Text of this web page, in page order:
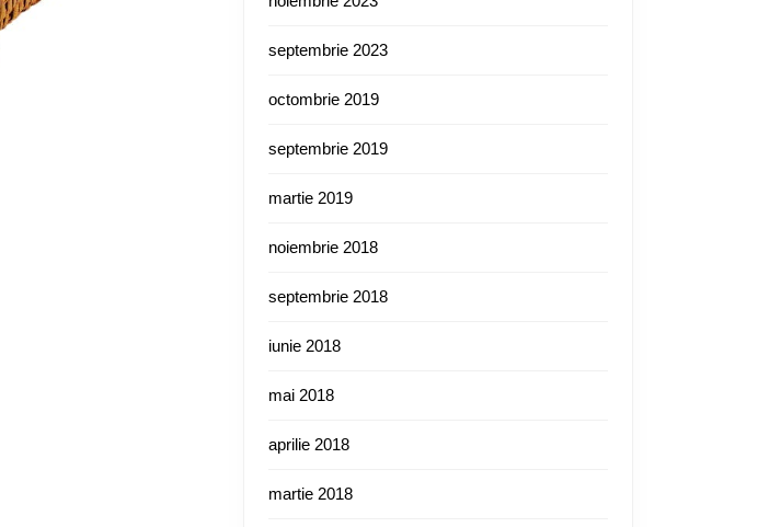
septembrie 2023
octombrie 2019
septembrie 2019
martie 2019
noiembrie 2018
septembrie 2018
iunie 2018
mai 2018
aprilie 2018
martie 2018